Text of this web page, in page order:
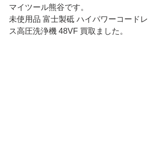
マイツール熊谷です。
未使用品 富士製砥 ハイパワーコードレ
ス高圧洗浄機 48VF 買取ました。